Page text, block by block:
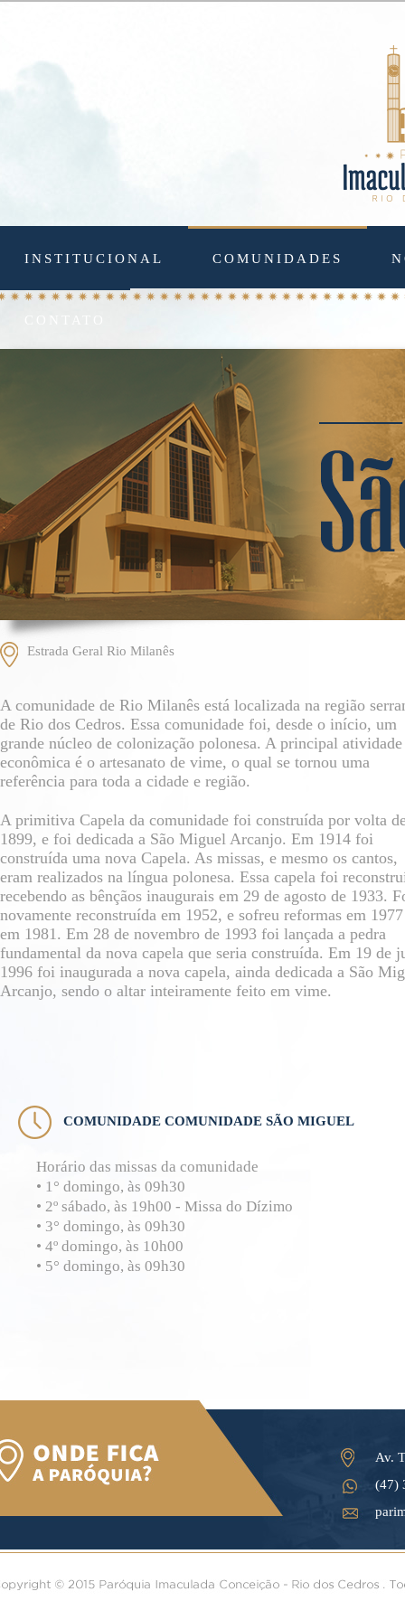
INSTITUCIONAL COMUNIDADES
Estrada Geral Rio Milanês
A comunidade de Rio Milanês está localizada na região
de Rio dos Cedros. Essa comunidade foi, desde o início, um
grande núcleo de colonização polonesa. A principal atividade
econômica é o artesanato de vime, o qual se tornou uma
referência para toda a cidade e região.
A primitiva Capela da comunidade foi construída por volta
1899, e foi dedicada a São Miguel Arcanjo. Em 1914 foi
construída uma nova Capela. As missas, e mesmo os cantos,
eram realizados na língua polonesa. Essa capela foi
recebendo as bênçãos inaugurais em 29 de agosto de 1933.
novamente reconstruída em 1952, e sofreu reformas em
em 1981. Em 28 de novembro de 1993 foi lançada a pedra
fundamental da nova capela que seria construída. Em 19 de
1996 foi inaugurada a nova capela, ainda dedicada a São
Arcanjo, sendo o altar inteiramente feito em vime.
COMUNIDADE COMUNIDADE SÃO MIGUEL
Horário das missas da comunidade
• 1° domingo, às 09h30
• 2º sábado, às 19h00 - Missa do Dízimo
• 3° domingo, às 09h30
• 4º domingo, às 10h00
• 5° domingo, às 09h30
Av.
(47)